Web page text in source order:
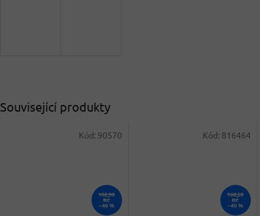
Související produkty
102,90
Kč
–46 %
Kód: 90570
168,20
Kč
–40 %
Kód: 816464